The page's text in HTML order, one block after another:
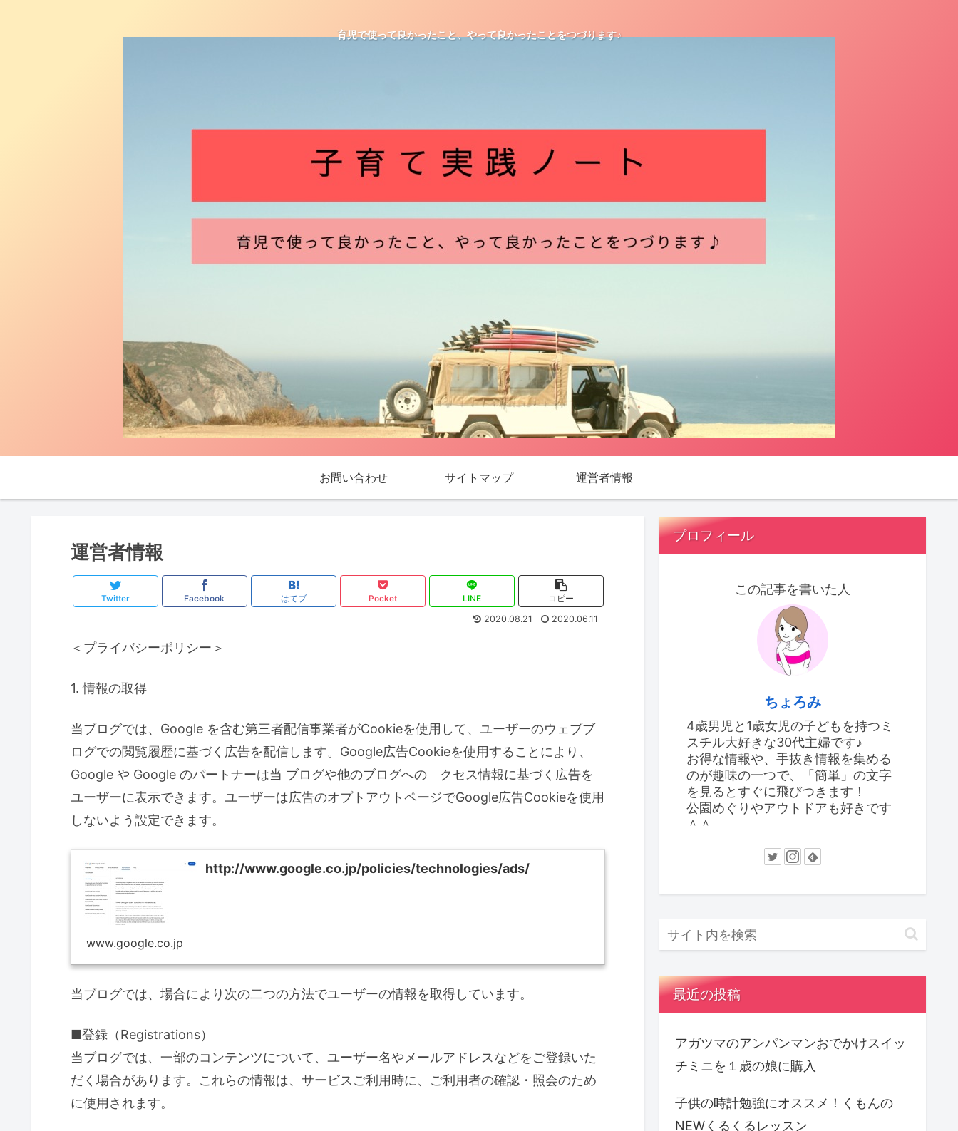
育児で使って良かったこと、やって良かったことをつづります♪
お問い合わせ サイトマップ 運営者情報
運営者情報
Twitter Facebook はてブ Pocket LINE
コピー
2020.08.21
2020.06.11
＜プライバシーポリシー＞
1. 情報の取得
当ブログでは、Google を含む第三者配信事業者がCookieを使用して、ユーザーのウェブブ
ログでの閲覧履歴に基づく広告を配信します。Google広告Cookieを使用することにより、
Google や Google のパートナーは当 ブログや他のブログへのゕクセス情報に基づく広告を
ユーザーに表示できます。ユーザーは広告のオプトアウトページでGoogle広告Cookieを使用
しないよう設定できます。
http://www.google.co.jp/policies/technologies/ads/
www.google.co.jp
当ブログでは、場合により次の二つの方法でユーザーの情報を取得しています。
■登録（Registrations）
当ブログでは、一部のコンテンツについて、ユーザー名やメールアドレスなどをご登録いた
だく場合があります。これらの情報は、サービスご利用時に、ご利用者の確認・照会のため
に使用されます。
プロフィール
この記事を書いた人
ちょろみ
4歳男児と1歳女児の子どもを持つミ
スチル大好きな30代主婦です♪
お得な情報や、手抜き情報を集める
のが趣味の一つで、「簡単」の文字
を見るとすぐに飛びつきます！
公園めぐりやアウトドアも好きです
＾＾
最近の投稿
アガツマのアンパンマンおでかけスイッ
チミニを１歳の娘に購入
子供の時計勉強にオススメ！くもんの
NEWくるくるレッスン